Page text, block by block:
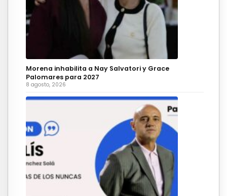
Morena inhabilita a Nay Salvatori y Grace
Palomares para 2027
8 agosto, 2026